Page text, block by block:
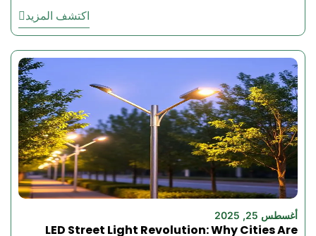
الضيوف وترتقي بأي مكان بأقل
تأثير بيئي ممكن.اكتشف المزيد
أغسطس 25, 2025
LED Street Light Revolution: Why Cities Are